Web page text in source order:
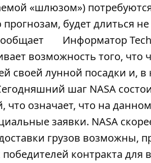
«шлюзом»)
будет длиться
Информатор Tech
возможность того,
своей лунной посадки и,
шаг NASA
означает, что на
заявки. NASA
грузов возможны,
контракта для